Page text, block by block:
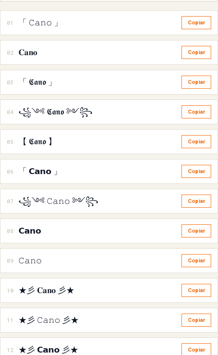
01 「 𝙲𝚊𝚗𝚘 」 Copiar
02 𝐂𝐚𝐧𝐨 Copiar
03 「 𝕮𝖆𝖓𝖔 」 Copiar
04 ꧁༺ 𝕮𝖆𝖓𝖔 ༻꧂ Copiar
05 【 𝕮𝖆𝖓𝖔 】 Copiar
06 「 𝗖𝗮𝗻𝗼 」 Copiar
07 ꧁༺ 𝙲𝚊𝚗𝚘 ༻꧂ Copiar
08 𝗖𝗮𝗻𝗼 Copiar
09 𝙲𝚊𝚗𝚘 Copiar
10 ★彡 𝐂𝐚𝐧𝐨 彡★ Copiar
11 ★彡 𝙲𝚊𝚗𝚘 彡★ Copiar
12 ★彡 𝗖𝗮𝗻𝗼 彡★ Copiar